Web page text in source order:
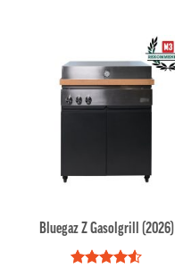
Bluegaz Z Gasolgrill (2026)